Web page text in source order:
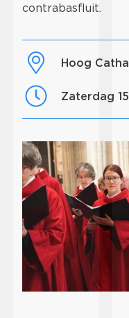
contrabasfluit.
Hoog
zaterdag